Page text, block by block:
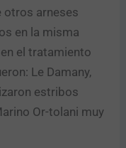
otros arneses
en la misma
el tratamiento
Le Damany,
estribos
Or-tolani muy